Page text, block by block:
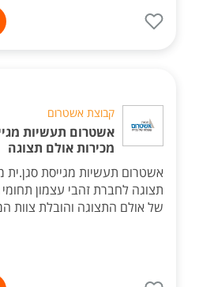
קבוצת אשטרום
אשטרום תעשיות
מכירות אולם תצוגה
אשטרום תעשיות מגייסת סגן.ית
תצוגה לחברת זהבי עצמון
של אולם התצוגה והובלת צוות